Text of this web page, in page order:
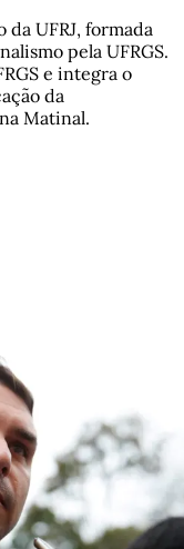
da UFRJ, formada
pela UFRGS.
e integra o
da
Matinal.